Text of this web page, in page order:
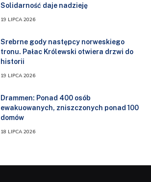
Solidarność daje nadzieję
19 LIPCA 2026
Srebrne gody następcy norweskiego
tronu. Pałac Królewski otwiera drzwi do
historii
19 LIPCA 2026
Drammen: Ponad 400 osób
ewakuowanych, zniszczonych ponad 100
domów
18 LIPCA 2026